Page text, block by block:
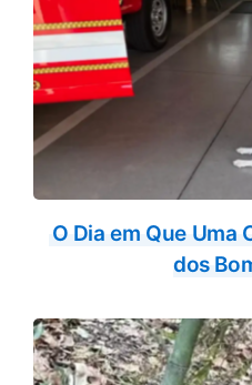
O Dia em Que Uma
dos